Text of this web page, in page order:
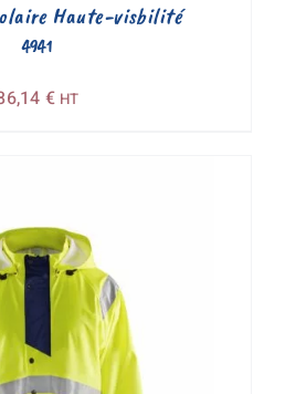
4941
Haute-visbilité
€ HT